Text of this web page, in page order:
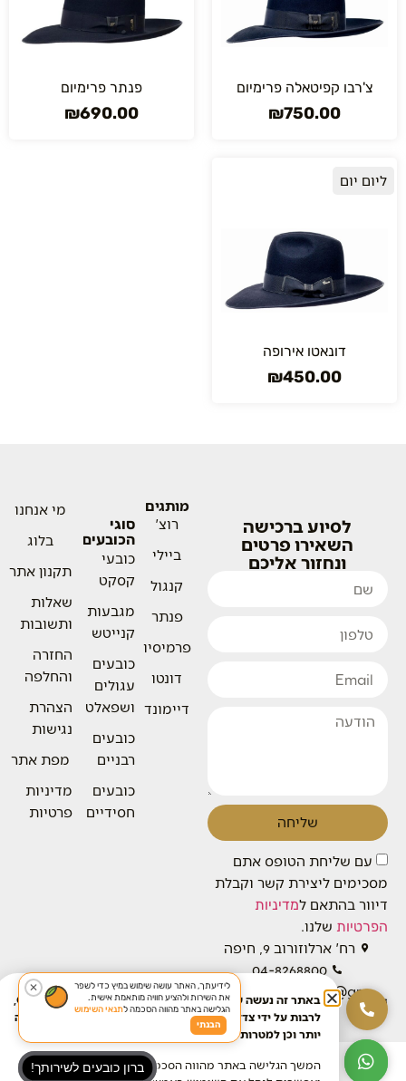
צ'רבו קפיטאלה פרימיום
₪750.00
פנתר פרימיום
₪690.00
ליום יום
דונאטו אירופה
₪450.00
מותגים
רוצ'
ביילי
קנגול
פנתר
פרמיסיו
דונטו
דיימונד
סוגי
הכובעים
כובעי
קסקט
מגבעות
קנייטש
כובעים
עגולים
ושפאלט
כובעים
רבניים
כובעים
חסידיים
מי אנחנו
בלוג
תקנון אתר
שאלות
ותשובות
החזרה
והחלפה
הצהרת
נגישות
מפת אתר
מדיניות
פרטיות
לסיוע ברכישה
השאירו פרטים
ונחזור אליכם
עם שליחת הטופס אתם
מסכימים ליצירת קשר וקבלת
דיוור בהתאם למדיניות
הפרטיות שלנו.
שליחה
רח' ארלוזורוב 9, חיפה
04-8268800
baronhats.service@gm
ail.com
עיצוב ופיתוח: פייגי וילבושביץ
✕
לידיעתך, האתר עושה שימוש במיץ כדי לשפר
את השירות ולהציע חוויה מותאמת אישית.
הגלישה באתר מהווה הסכמה לתנאי השימוש
הבנתי
ברון כובעים לשירותך!
באתר זה נעשה שימוש בטכנולוגיות איסוף מידע כגון Cookies,
לרבות על ידי צדדים שלישיים, כדי לספק לך חוויית גלישה טובה
יותר וכן למטרות סטטיסטיקה, איפיון ושיווק.
המשך הגלישה באתר מהווה הסכמתך לכך. למידע נוסף בנושא